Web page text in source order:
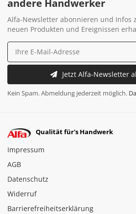
andere Handwerker
Alfa-Newsletter abonnieren und Infos
neuen Produkten und Ereignissen
Jetzt Alfa-Newsletter
Kein Spam. Abmeldung jederzeit möglich.
Qualität für's Handwerk
Impressum
AGB
Datenschutz
Widerruf
Barrierefreiheitserklärung